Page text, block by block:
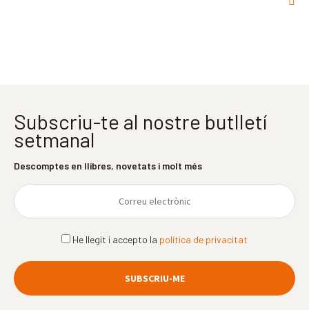
Subscriu-te al nostre butlletí
setmanal
Descomptes en llibres, novetats i molt més
He llegit i accepto la política de privacitat